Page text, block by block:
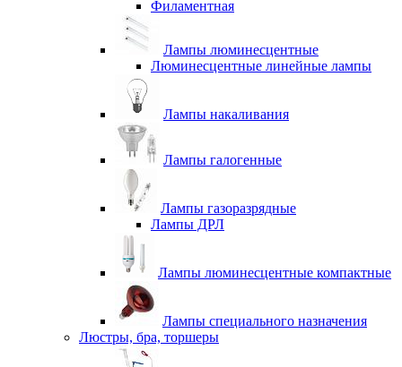
Филаментная
Лампы люминесцентные
Люминесцентные линейные лампы
Лампы накаливания
Лампы галогенные
Лампы газоразрядные
Лампы ДРЛ
Лампы люминесцентные компактные
Лампы специального назначения
Люстры, бра, торшеры